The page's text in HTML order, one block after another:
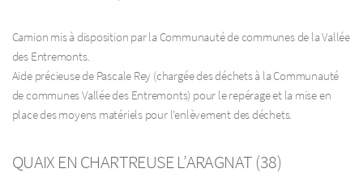
Camion mis à disposition par la Communauté de communes de la Vallée
des Entremonts.
Aide précieuse de Pascale Rey (chargée des déchets à la Communauté
de communes Vallée des Entremonts) pour le repérage et la mise en
place des moyens matériels pour l’enlèvement des déchets.
QUAIX EN CHARTREUSE L’ARAGNAT (38)